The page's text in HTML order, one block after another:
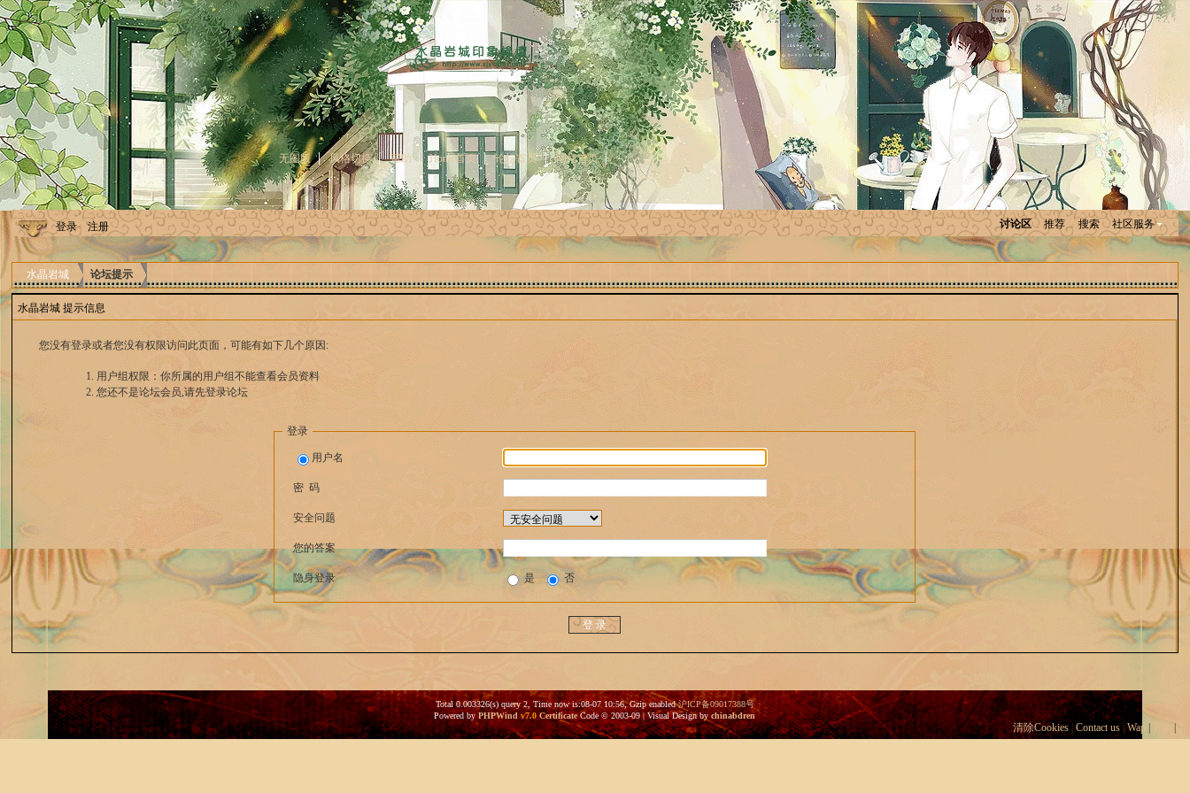
无图版 风格切换 帮助 Home首页 论坛首页 网站首页
登录 注册 讨论区 推荐 搜索 社区服务
水晶岩城 论坛提示
水晶岩城 提示信息
您没有登录或者您没有权限访问此页面，可能有如下几个原因:
用户组权限：你所属的用户组不能查看会员资料
您还不是论坛会员,请先登录论坛
登录
用户名
密 码
安全问题
您的答案
隐身登录 是 否
Total 0.003326(s) query 2, Time now is:08-07 10:56, Gzip enabled 沪ICP备09017388号
Powered byPHPWind v7.0 CertificateCode © 2003-09 | Visual Design bychinabdren
清除Cookies|Contact us|Wap